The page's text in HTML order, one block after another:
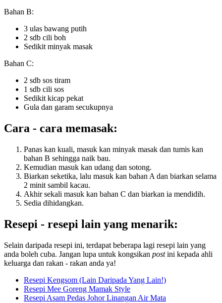
Bahan B:
3 ulas bawang putih
2 sdb cili boh
Sedikit minyak masak
Bahan C:
2 sdb sos tiram
1 sdb cili sos
Sedikit kicap pekat
Gula dan garam secukupnya
Cara - cara memasak:
Panas kan kuali, masuk kan minyak masak dan tumis kan
bahan B sehingga naik bau.
Kemudian masuk kan udang dan sotong.
Biarkan seketika, lalu masuk kan bahan A dan biarkan selama
2 minit sambil kacau.
Akhir sekali masuk kan bahan C dan biarkan ia mendidih.
Sedia dihidangkan.
Resepi - resepi lain yang menarik:
Selain daripada resepi ini, terdapat beberapa lagi resepi lain yang
anda boleh cuba. Jangan lupa untuk kongsikan postini kepada ahli
keluarga dan rakan - rakan anda ya!
Resepi Kengsom (Lain Daripada Yang Lain!)
Resepi Mee Goreng Mamak Style
Resepi Asam Pedas Johor Linangan Air Mata